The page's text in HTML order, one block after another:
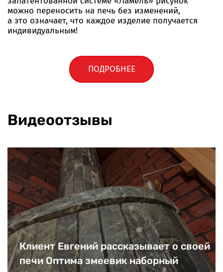
можно переносить на печь без изменений,
а это означает, что каждое изделие получается
индивидуальным!
ПОДРОБНЕЕ
Видеоотзывы
Клиент Евгений рассказывает о своей
печи Оптима змеевик наборный